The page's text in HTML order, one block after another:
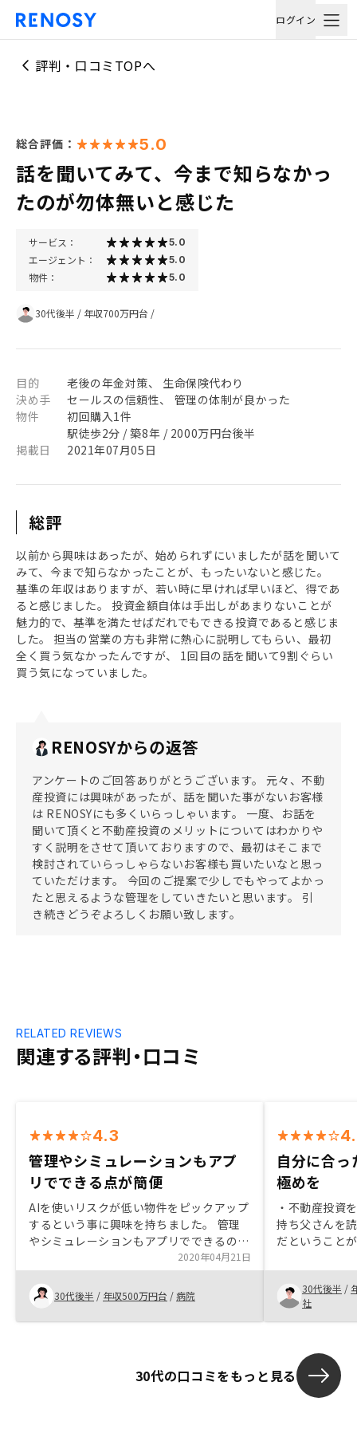
ログイン
評判・口コミTOPへ
総合評価： 5.0
話を聞いてみて、今まで知らなかっ
たのが勿体無いと感じた
サービス： 5.0
エージェント： 5.0
物件： 5.0
30代後半 / 年収700万円台 /
目的
老後の年金対策、 生命保険代わり
決め手
セールスの信頼性、 管理の体制が良かった
物件
初回購入1件
駅徒歩2分 / 築8年 / 2000万円台後半
掲載日
2021年07月05日
総評
以前から興味はあったが、始められずにいましたが話を聞いて
みて、今まで知らなかったことが、もったいないと感じた。
基準の年収はありますが、若い時に早ければ早いほど、得であ
ると感じました。 投資金額自体は手出しがあまりないことが
魅力的で、基準を満たせばだれでもできる投資であると感じま
した。 担当の営業の方も非常に熱心に説明してもらい、最初
全く買う気なかったんですが、 1回目の話を聞いて9割ぐらい
買う気になっていました。
RENOSYからの返答
アンケートのご回答ありがとうございます。 元々、不動
産投資には興味があったが、話を聞いた事がないお客様
は RENOSYにも多くいらっしゃいます。 一度、お話を
聞いて頂くと不動産投資のメリットについてはわかりや
すく説明をさせて頂いておりますので、最初はそこまで
検討されていらっしゃらないお客様も買いたいなと思っ
ていただけます。 今回のご提案で少しでもやってよかっ
たと思えるような管理をしていきたいと思います。 引
き続きどうぞよろしくお願い致します。
関連する評判・口コミ
RELATED REVIEWS
4.3
管理やシミュレーションもアプ
リでできる点が簡便
AIを使いリスクが低い物件をピックアップ
するという事に興味を持ちました。 管理
やシミュレーションもアプリでできるので
簡便で不動産購入が身近に感じられまし
た。まだ運用して間もないので不動産の良
さの実感が少ないですが、良い買い物をし
たと思える日が来るかなと思っておりま
す。年収500万くらいの人が不動産に手を
躇してしまいます。不動産は敷居の高い物
2020年04月21日
30代後半 / 年収500万円台 /病院
自分に合
極めを
・不動産投資
持ち父さんを
だということ
うまいことや
いていたか
て、安定性に
と、ある程度
先を探していました。 ・
い点 価格の
ろがメリット
30代後半 /
社
30代の口コミをもっと見る